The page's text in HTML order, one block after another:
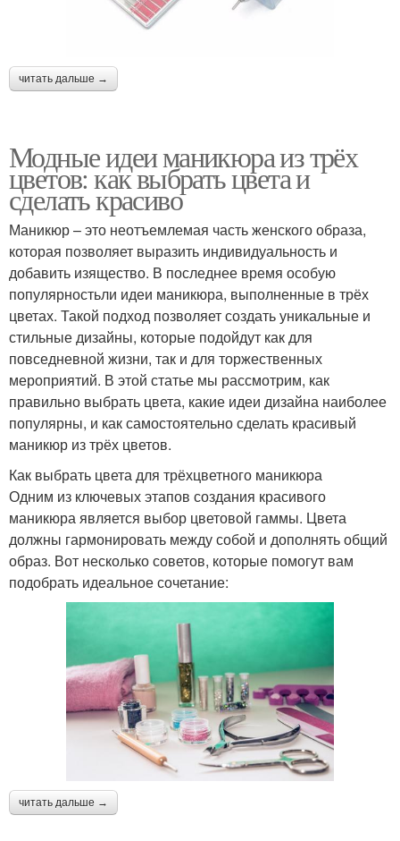
читать дальше →
Модные идеи маникюра из трёх
цветов: как выбрать цвета и
сделать красиво
Маникюр – это неотъемлемая часть женского образа,
которая позволяет выразить индивидуальность и
добавить изящество. В последнее время особую
популярностьли идеи маникюра, выполненные в трёх
цветах. Такой подход позволяет создать уникальные и
стильные дизайны, которые подойдут как для
повседневной жизни, так и для торжественных
мероприятий. В этой статье мы рассмотрим, как
правильно выбрать цвета, какие идеи дизайна наиболее
популярны, и как самостоятельно сделать красивый
маникюр из трёх цветов.
Как выбрать цвета для трёхцветного маникюра
Одним из ключевых этапов создания красивого
маникюра является выбор цветовой гаммы. Цвета
должны гармонировать между собой и дополнять общий
образ. Вот несколько советов, которые помогут вам
подобрать идеальное сочетание:
читать дальше →